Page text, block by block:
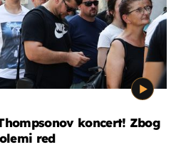
koncert! Zbog
red